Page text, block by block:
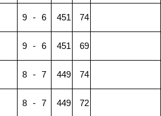
9 - 6 451 74
9 - 6 451 69
8 - 7 449 74
8 - 7 449 72